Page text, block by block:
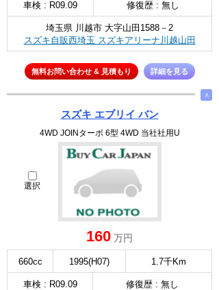
車検 : R09.09 修復歴 : 無し
埼玉県 川越市 大字山田1588－2
スズキ自販西埼玉 スズキアリーナ川越山田
無料お問い合わせ & 見積もり 詳細を見る
∧
スズキ エブリイ バン
4WD JOINターボ 6型 4WD 当社社用U
選択
160 万円
660cc 1995(H07) 1.7千Km
車検 : R09.09 修復歴 : 無し